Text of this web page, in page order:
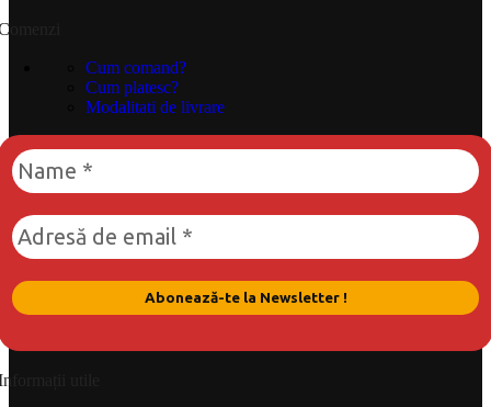
Cum comand?
Cum platesc?
Modalitati de livrare
utile